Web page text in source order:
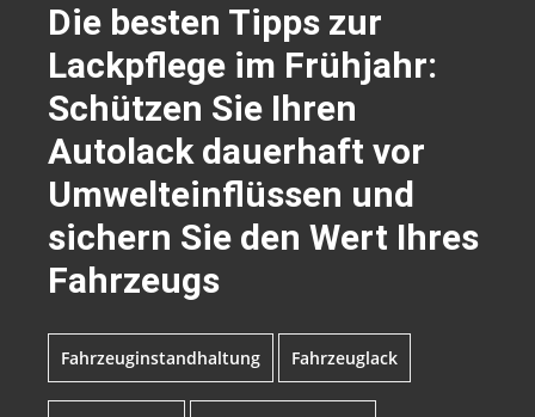
Die besten Tipps zur
Lackpflege im Frühjahr:
Schützen Sie Ihren
Autolack dauerhaft vor
Umwelteinflüssen und
sichern Sie den Wert Ihres
Fahrzeugs
Fahrzeuginstandhaltung Fahrzeuglack